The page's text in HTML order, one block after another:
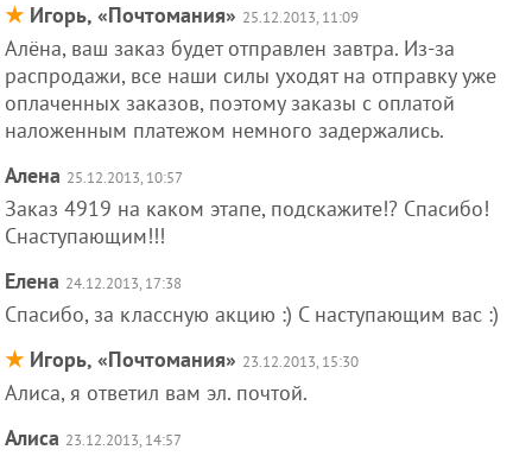
★ Игорь, «Почтомания» 25.12.2013, 11:09
Алёна, ваш заказ будет отправлен завтра. Из-за
распродажи, все наши силы уходят на отправку уже
оплаченных заказов, поэтому заказы с оплатой
наложенным платежом немного задержались.
Алена 25.12.2013, 10:57
Заказ 4919 на каком этапе, подскажите!? Спасибо!
Снаступающим!!!
Елена 24.12.2013, 17:38
Спасибо, за классную акцию :) С наступающим вас :)
★ Игорь, «Почтомания» 23.12.2013, 15:30
Алиса, я ответил вам эл. почтой.
Алиса 23.12.2013, 14:57